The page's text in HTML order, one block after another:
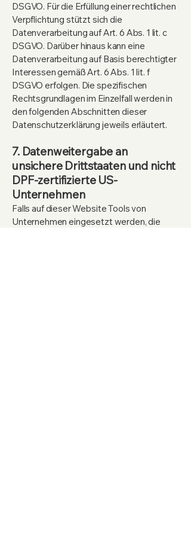
DSGVO. Für die Erfüllung einer rechtlichen
Verpflichtung stützt sich die
Datenverarbeitung auf Art. 6 Abs. 1 lit. c
DSGVO. Darüber hinaus kann eine
Datenverarbeitung auf Basis berechtigter
Interessen gemäß Art. 6 Abs. 1 lit. f
DSGVO erfolgen. Die spezifischen
Rechtsgrundlagen im Einzelfall werden in
den folgenden Abschnitten dieser
Datenschutzerklärung jeweils erläutert.
7. Datenweitergabe an
unsichere Drittstaaten und nicht
DPF-zertifizierte US-
Unternehmen
Falls auf dieser Website Tools von
Unternehmen eingesetzt werden, die